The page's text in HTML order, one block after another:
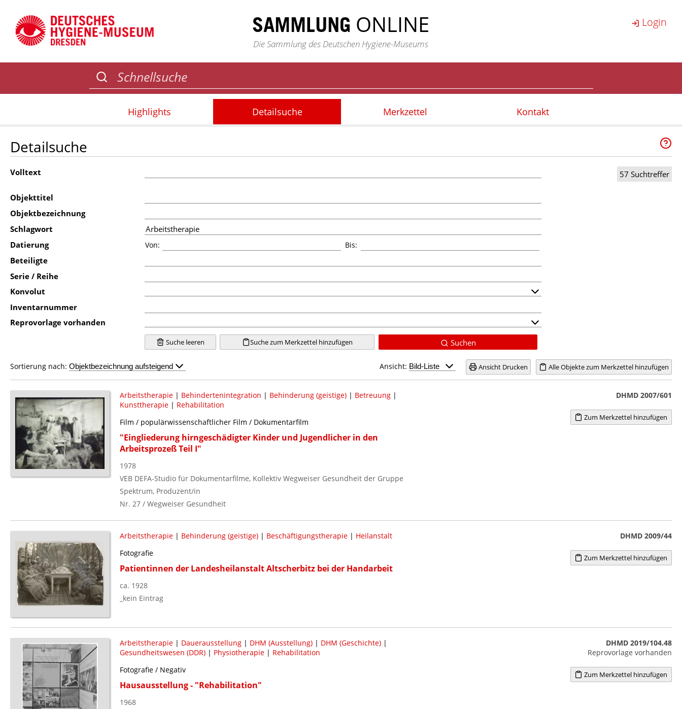
SAMMLUNG ONLINE
Die Sammlung des Deutschen Hygiene-Museums
Login
Highlights Detailsuche Merkzettel Kontakt
Detailsuche
57 Suchtreffer
Volltext
Objekttitel
Objektbezeichnung
Schlagwort
Datierung
Von: Bis:
Beteiligte
Serie / Reihe
Konvolut
Inventarnummer
Reprovorlage vorhanden
Suche leeren Suche zum Merkzettel hinzufügen Suchen
Alle Objekte zum Merkzettel hinzufügen
Ansicht Drucken
Ansicht:
Sortierung nach:
Arbeitstherapie| Behindertenintegration | Behinderung (geistige)| Betreuung|
Kunsttherapie| Rehabilitation
Film / populärwissenschaftlicher Film / Dokumentarfilm
"Eingliederung hirngeschädigter Kinder und Jugendlicher in den
Arbeitsprozeß Teil I"
1978
VEB DEFA-Studio für Dokumentarfilme, Kollektiv Wegweiser Gesundheit der Gruppe
Spektrum, Produzent/in
Nr. 27 / Wegweiser Gesundheit
DHMD 2007/601
Zum Merkzettel hinzufügen
Arbeitstherapie| Behinderung (geistige)| Beschäftigungstherapie| Heilanstalt
Fotografie
Patientinnen der Landesheilanstalt Altscherbitz bei der Handarbeit
ca. 1928
_kein Eintrag
DHMD 2009/44
Zum Merkzettel hinzufügen
Arbeitstherapie| Dauerausstellung| DHM (Ausstellung)| DHM (Geschichte)|
Gesundheitswesen (DDR)| Physiotherapie| Rehabilitation
Fotografie / Negativ
Hausausstellung - "Rehabilitation"
1968
DHMD 2019/104.48
Reprovorlage vorhanden
Zum Merkzettel hinzufügen